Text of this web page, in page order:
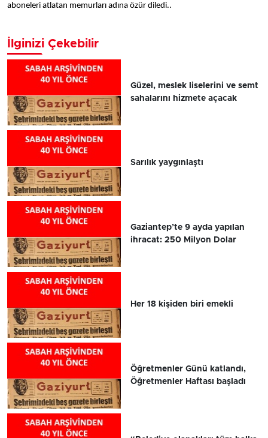
aboneleri atlatan memurları adına özür diledi..
İlginizi Çekebilir
Güzel, meslek liselerini ve semt
sahalarını hizmete açacak
Sarılık yaygınlaştı
Gaziantep’te 9 ayda yapılan
ihracat: 250 Milyon Dolar
Her 18 kişiden biri emekli
Öğretmenler Günü katlandı,
Öğretmenler Haftası başladı